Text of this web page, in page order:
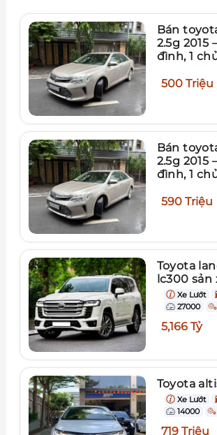
Bán
2.5g 2015
đình, 1
500 Triệu
Bán
2.5g 2015
đình, 1
590 Triệu
Toyota
lc300
Xe Lướt
27000
5,166 Tỷ
Toyota
Xe Lướt
14000
719 Triệu